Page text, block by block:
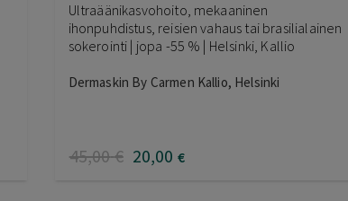
Ultraäänikasvohoito, mekaaninen
ihonpuhdistus, reisien vahaus tai brasilialainen
sokerointi | jopa -55 % | Helsinki, Kallio
Dermaskin By Carmen Kallio, Helsinki
45,00€ 20,00 €